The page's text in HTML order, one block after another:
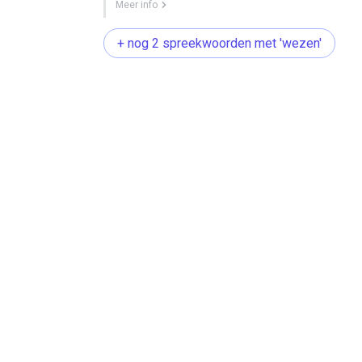
Meer info
+ nog 2 spreekwoorden met 'wezen'